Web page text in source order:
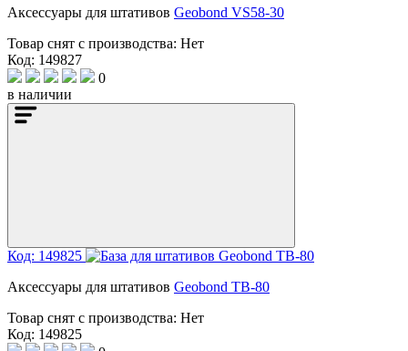
Аксессуары для штативов Geobond VS58-30
Товар снят с производства: Нет
Код: 149827
0
в наличии
Код: 149825
Аксессуары для штативов Geobond TB-80
Товар снят с производства: Нет
Код: 149825